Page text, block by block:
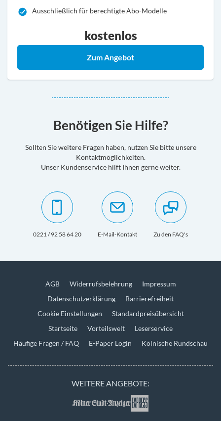
Ausschließlich für berechtigte Abo-Modelle
kostenlos
Zum AngebotPLUS freischalten
Benötigen Sie Hilfe?
Sollten Sie weitere Fragen haben, nutzen Sie bitte unsere
Kontaktmöglichkeiten.
Unser Kundenservice hilft Ihnen gerne weiter.
0221 / 92 58 64 20 E-Mail-Kontakt Zu den FAQ's
AGB Widerrufsbelehrung
Impressum
Datenschutzerklärung
Barrierefreiheit
Cookie Einstellungen
Standardpreisübersicht
Startseite
Vorteilswelt
Leserservice
Häufige Fragen / FAQ
E-Paper Login Kölnische Rundschau
WEITERE ANGEBOTE: